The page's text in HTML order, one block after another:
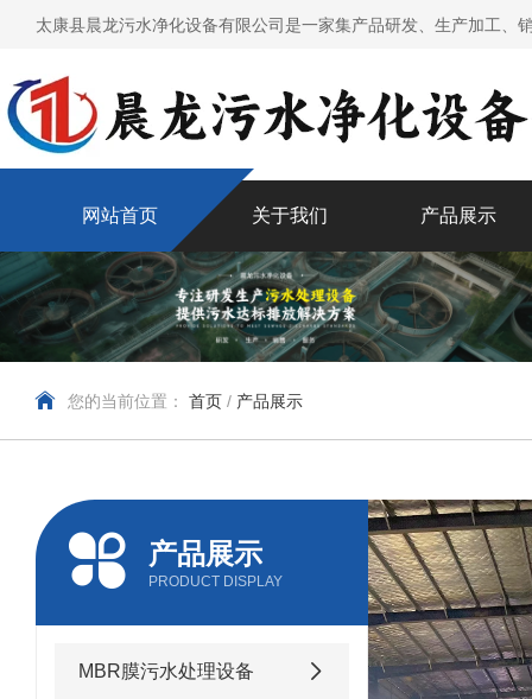
太康县晨龙污水净化设备有限公司是一家集产品研发、生产加工
网站首页 关于我们 产品展示
您的当前位置： 首页 / 产品展示
产品展示
PRODUCT DISPLAY
MBR膜污水处理设备